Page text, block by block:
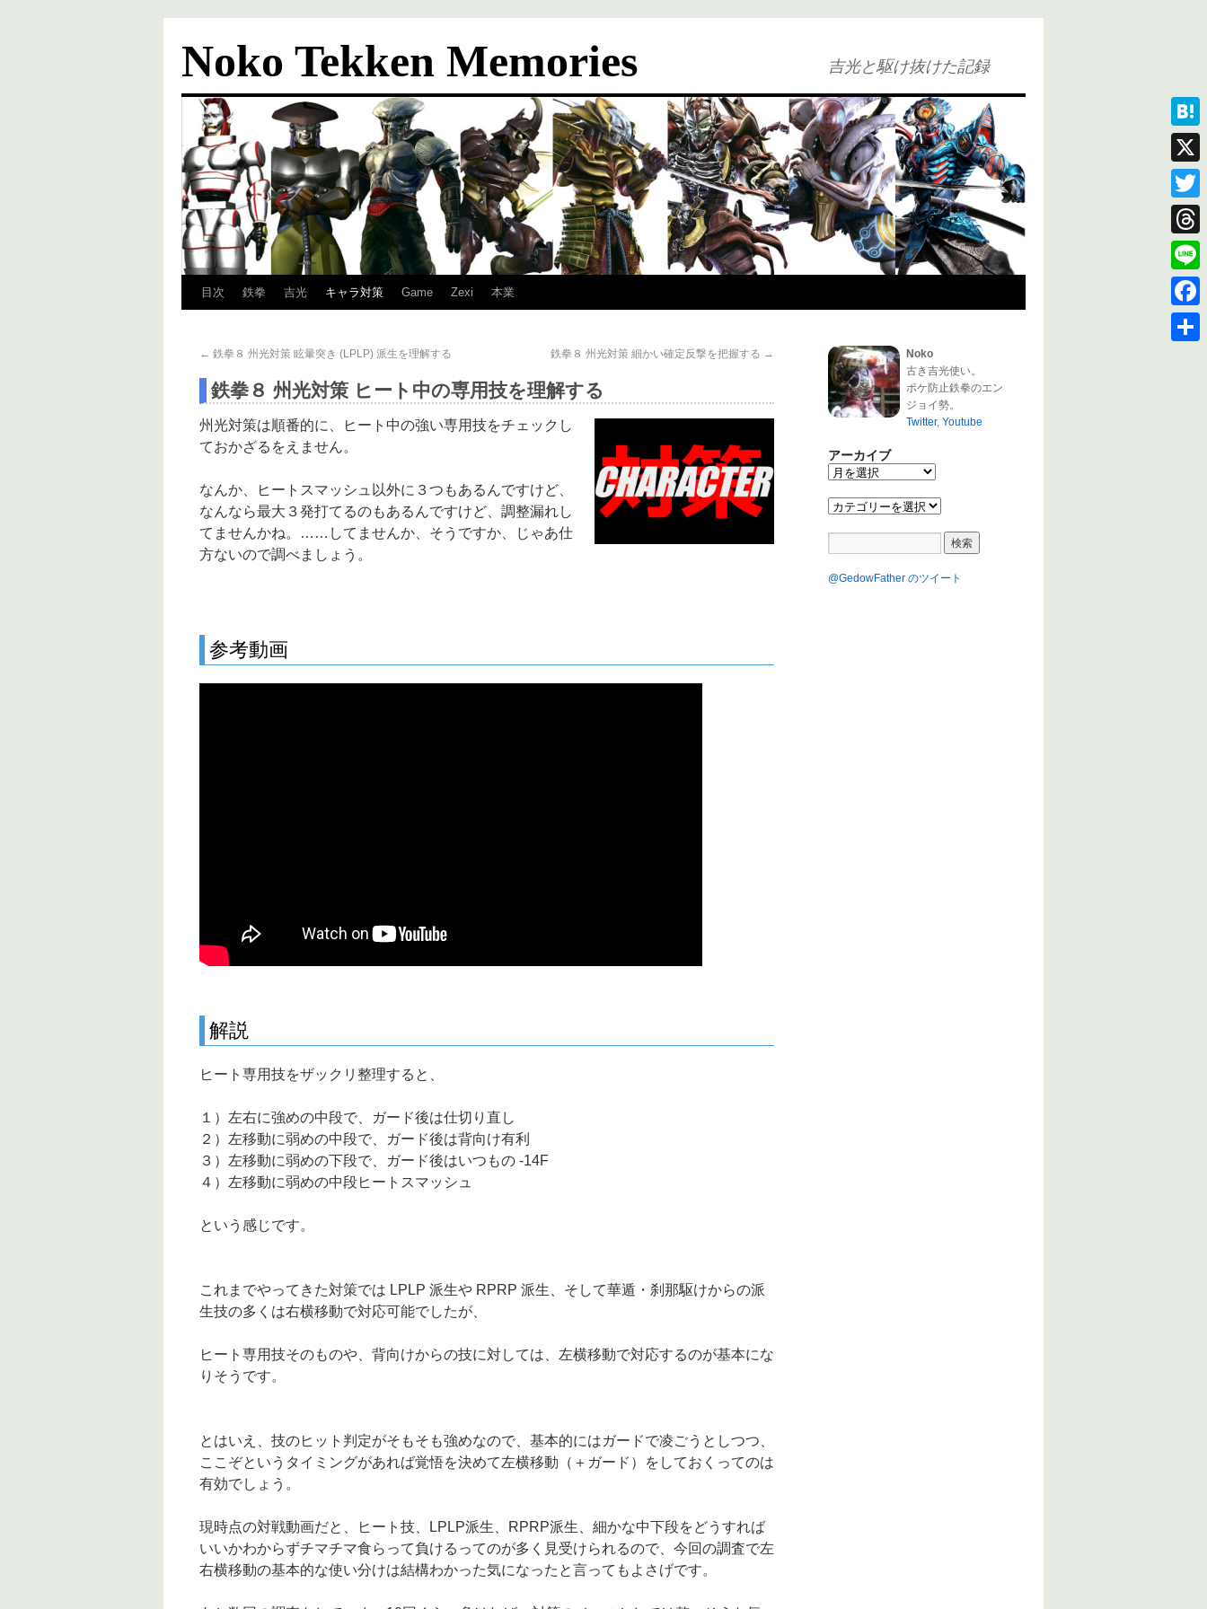
Noko Tekken Memories 吉光と駆け抜けた記録
目次 鉄拳 吉光 キャラ対策 Game Zexi 本業
← 鉄拳８ 州光対策 眩暈突き (LPLP) 派生を理解する 鉄拳８ 州光対策 細かい確定反撃を把握する →
鉄拳８ 州光対策 ヒート中の専用技を理解する
州光対策は順番的に、ヒート中の強い専用技をチェックし
ておかざるをえません。
なんか、ヒートスマッシュ以外に３つもあるんですけど、
なんなら最大３発打てるのもあるんですけど、調整漏れし
てませんかね。……してませんか、そうですか、じゃあ仕
方ないので調べましょう。
参考動画
解説
ヒート専用技をザックリ整理すると、
１）左右に強めの中段で、ガード後は仕切り直し
２）左移動に弱めの中段で、ガード後は背向け有利
３）左移動に弱めの下段で、ガード後はいつもの -14F
４）左移動に弱めの中段ヒートスマッシュ
という感じです。
これまでやってきた対策では LPLP 派生や RPRP 派生、そして華遁・刹那駆けからの派
生技の多くは右横移動で対応可能でしたが、
ヒート専用技そのものや、背向けからの技に対しては、左横移動で対応するのが基本にな
りそうです。
とはいえ、技のヒット判定がそもそも強めなので、基本的にはガードで凌ごうとしつつ、
ここぞというタイミングがあれば覚悟を決めて左横移動（＋ガード）をしておくってのは
有効でしょう。
現時点の対戦動画だと、ヒート技、LPLP派生、RPRP派生、細かな中下段をどうすれば
いいかわからずチマチマ食らって負けるってのが多く見受けられるので、今回の調査で左
右横移動の基本的な使い分けは結構わかった気になったと言ってもよさげです。
Noko
古き吉光使い。
ボケ防止鉄拳のエン
ジョイ勢。
Twitter,Youtube
アーカイブ
@GedowFather のツイート
Hatena
X
Twitter
Line